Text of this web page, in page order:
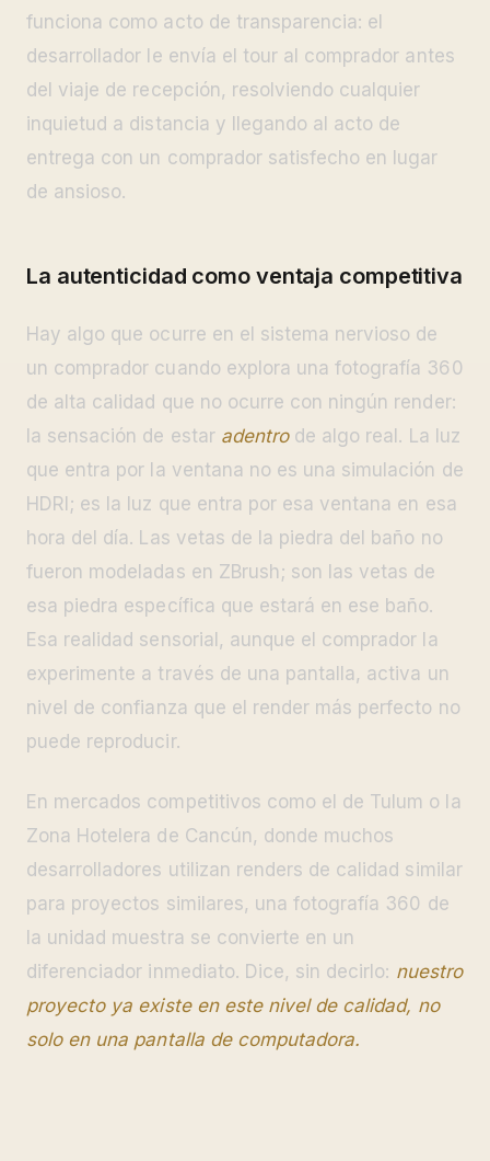
funciona como acto de transparencia: el
desarrollador le envía el tour al comprador antes
del viaje de recepción, resolviendo cualquier
inquietud a distancia y llegando al acto de
entrega con un comprador satisfecho en lugar
de ansioso.
La autenticidad como ventaja competitiva
Hay algo que ocurre en el sistema nervioso de
un comprador cuando explora una fotografía 360
de alta calidad que no ocurre con ningún render:
la sensación de estar adentrode algo real. La luz
que entra por la ventana no es una simulación de
HDRI; es la luz que entra por esa ventana en esa
hora del día. Las vetas de la piedra del baño no
fueron modeladas en ZBrush; son las vetas de
esa piedra específica que estará en ese baño.
Esa realidad sensorial, aunque el comprador la
experimente a través de una pantalla, activa un
nivel de confianza que el render más perfecto no
puede reproducir.
En mercados competitivos como el de Tulum o la
Zona Hotelera de Cancún, donde muchos
desarrolladores utilizan renders de calidad similar
para proyectos similares, una fotografía 360 de
la unidad muestra se convierte en un
diferenciador inmediato. Dice, sin decirlo: nuestro
proyecto ya existe en este nivel de calidad, no
solo en una pantalla de computadora.